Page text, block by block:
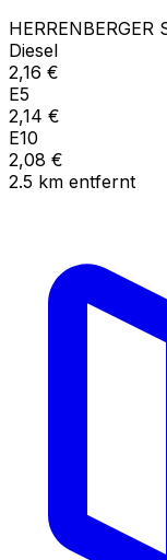
HERRENBERGER
Diesel
2,16 €
E5
2,14 €
E10
2,08 €
2.5 km entfernt